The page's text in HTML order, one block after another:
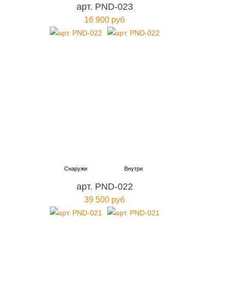
арт. PND-023
16 900 руб
арт. PND-022
39 500 руб